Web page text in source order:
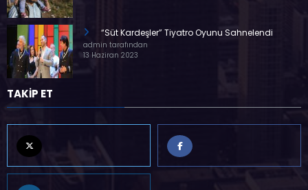
“Süt Kardeşler” Tiyatro Oyunu Sahnelendi
admin tarafından
13 Haziran 2023
TAKİP ET